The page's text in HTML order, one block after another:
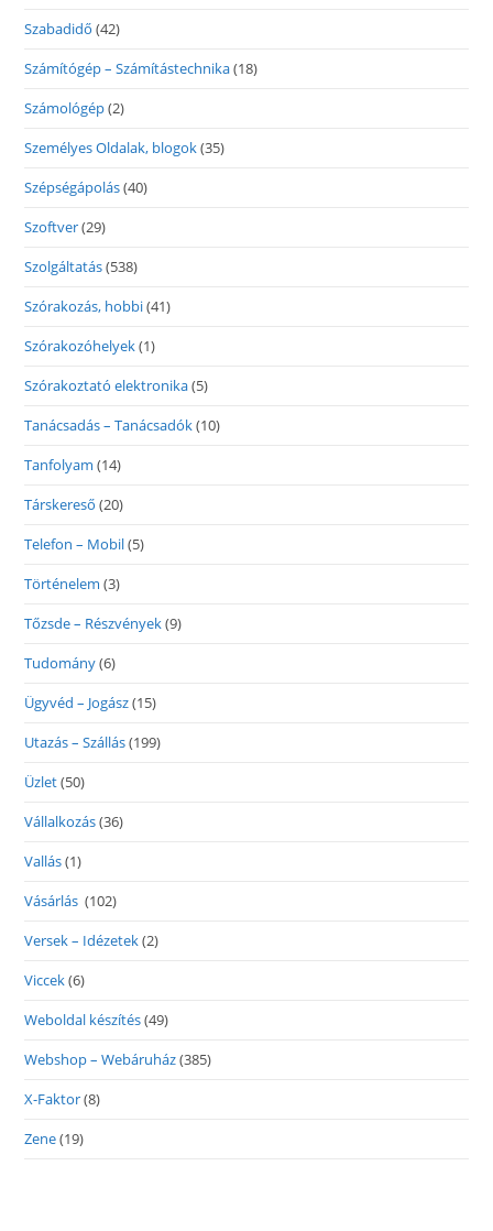
Szabadidő (42)
Számítógép – Számítástechnika(18)
Számológép(2)
Személyes Oldalak, blogok(35)
Szépségápolás(40)
Szoftver(29)
Szolgáltatás(538)
Szórakozás, hobbi(41)
Szórakozóhelyek(1)
Szórakoztató elektronika(5)
Tanácsadás – Tanácsadók(10)
Tanfolyam (14)
Társkereső (20)
Telefon – Mobil(5)
Történelem (3)
Tőzsde – Részvények(9)
Tudomány(6)
Ügyvéd – Jogász(15)
Utazás – Szállás(199)
Üzlet(50)
Vállalkozás(36)
Vallás(1)
Vásárlás (102)
Versek – Idézetek(2)
Viccek(6)
Weboldal készítés(49)
Webshop – Webáruház(385)
X-Faktor(8)
Zene(19)